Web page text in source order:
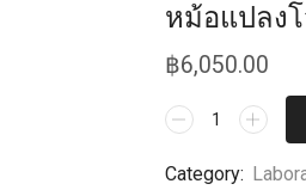
หม้อแปลงโ
฿6,050.00
Category: